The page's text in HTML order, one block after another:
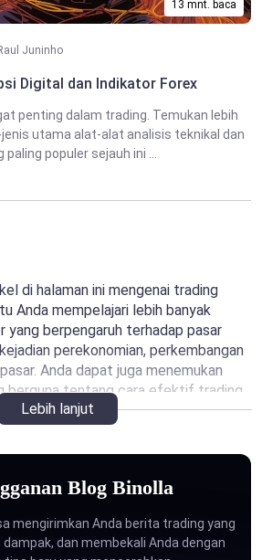
13 mnt. baca
Juninho
Digital dan Indikator Forex
penting dalam trading. Temukan lebih
utama alat-alat analisis teknikal dan
populer sejauh ini ...
di halaman ini mengenai trading
Anda mempelajari lebih banyak
berpengaruh terhadap pasar
perekonomian, perkembangan
Anda dapat juga menemukan
berguna tentang cara efektif trading
menggunakan analisis
dan sebagainya. Dengan
ini, Anda akan mendapatkan
hasil trading Anda.
artikel di halaman ini, Anda akan
subjek sebagai berikut:
Lebih lanjut
Blog Binolla
mengirimkan Anda berita trading yang
dan membekali Anda dengan